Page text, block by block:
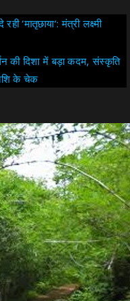
‘मातृछाया‘: मंत्री लक्ष्मी
की दिशा में बड़ा कदम, संस्कृति
के चेक